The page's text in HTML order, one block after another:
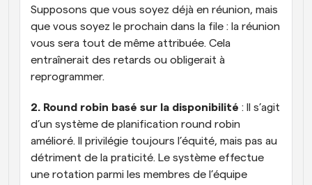
Supposons que vous soyez déjà en réunion, mais
que vous soyez le prochain dans la file : la réunion
vous sera tout de même attribuée. Cela
entraînerait des retards ou obligerait à
reprogrammer.
2. Round robin basé sur la disponibilité : Il s’agit
d’un système de planification round robin
amélioré. Il privilégie toujours l’équité, mais pas au
détriment de la praticité. Le système effectue
une rotation parmi les membres de l’équipe